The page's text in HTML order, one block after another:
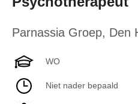
Parnassia Groep, Den
WO
Niet nader bepaald